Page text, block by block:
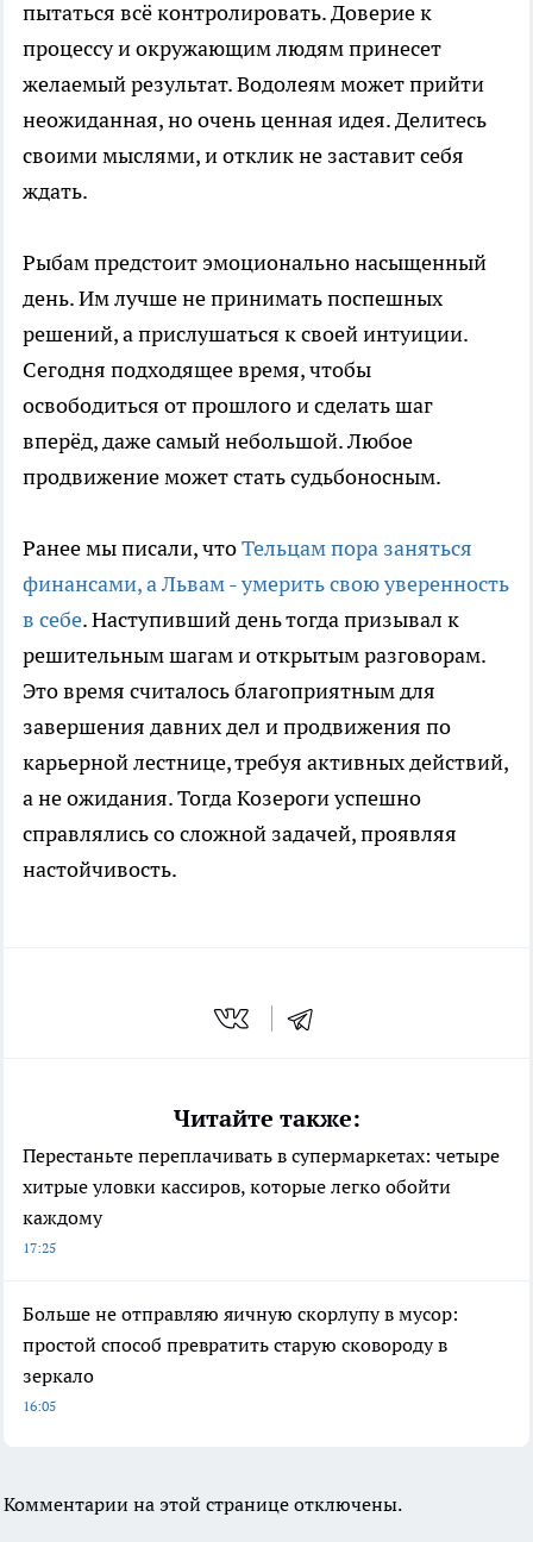
пытаться всё контролировать. Доверие к
процессу и окружающим людям принесет
желаемый результат. Водолеям может прийти
неожиданная, но очень ценная идея. Делитесь
своими мыслями, и отклик не заставит себя
ждать.
Рыбам предстоит эмоционально насыщенный
день. Им лучше не принимать поспешных
решений, а прислушаться к своей интуиции.
Сегодня подходящее время, чтобы
освободиться от прошлого и сделать шаг
вперёд, даже самый небольшой. Любое
продвижение может стать судьбоносным.
Ранее мы писали, чтоТельцам пора заняться
финансами, а Львам - умерить свою уверенность
в себе. Наступивший день тогда призывал к
решительным шагам и открытым разговорам.
Это время считалось благоприятным для
завершения давних дел и продвижения по
карьерной лестнице, требуя активных действий,
а не ожидания. Тогда Козероги успешно
справлялись со сложной задачей, проявляя
настойчивость.
Читайте также:
Перестаньте переплачивать в супермаркетах: четыре
хитрые уловки кассиров, которые легко обойти
каждому
17:25
Больше не отправляю яичную скорлупу в мусор:
простой способ превратить старую сковороду в
зеркало
16:05
Комментарии на этой странице отключены.